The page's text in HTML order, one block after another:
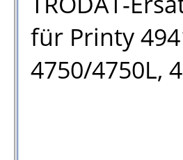
für Printy
4750/4750L,